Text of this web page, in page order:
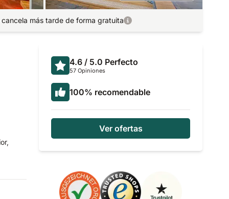
más tarde de forma gratuita
4.6 / 5.0 Perfecto
57 Opiniones
100% recomendable
Ver ofertas